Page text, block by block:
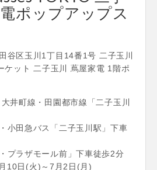
ポップアップス
谷区玉川1丁目14番1号 二子玉川
ケット 二子玉川 蔦屋家電 1階ポ
井町線・田園都市線「二子玉川
バス「二子玉川駅」下車
モール前」下車徒歩2分
10日(火)～7月2日(月)